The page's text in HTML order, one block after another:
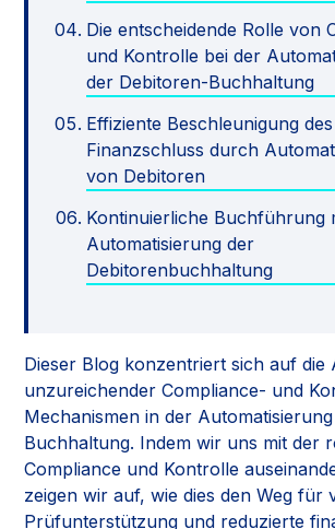
Die entscheidende Rolle von
und Kontrolle bei der
der Debitoren-Buchhaltung
Effiziente Beschleunigung des
Finanzschluss durch
von Debitoren
Kontinuierliche Buchführung
Automatisierung der
Debitorenbuchhaltung
Dieser Blog konzentriert sich auf die
unzureichender Compliance- und
Mechanismen in der
Buchhaltung. Indem wir uns mit der
Compliance und Kontrolle
zeigen wir auf, wie dies den Weg für
Prüfunterstützung und reduzierte